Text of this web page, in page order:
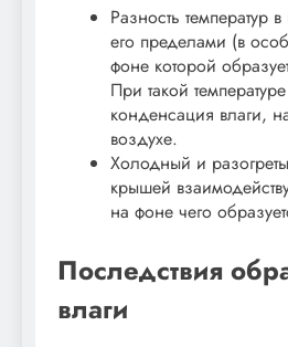
Разность температур
его пределами (в
фоне которой
При такой
конденсация влаги,
воздухе.
Холодный и
крышей
на фоне чего
Последствия
влаги